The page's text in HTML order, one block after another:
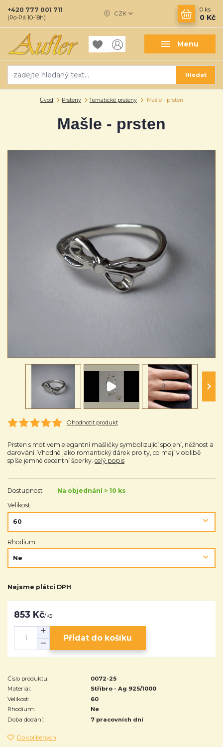
Menu
CZK
Hledat
+420 777 001 711
(Po-Pá 10-18h)
0 ks
0 Kč
Úvod Prsteny Tematické prsteny Mašle - prsten
Mašle - prsten
Ohodnotit produkt
Prsten s motivem elegantní mašličky symbolizující spojení, něžnost a
darování. Vhodné jako romantický dárek pro ty, co mají v oblibě
spíše jemné decentní šperky. celý popis
Dostupnost
Na objednání > 10 ks
Velikost
Rhodium
Nejsme plátci DPH
853 Kč/ks
Přidat do košíku
Číslo produktu:
0072-25
Materiál:
Stříbro - Ag 925/1000
Velikost:
60
Rhodium:
Ne
Doba dodání:
7 pracovních dní
Do oblíbených